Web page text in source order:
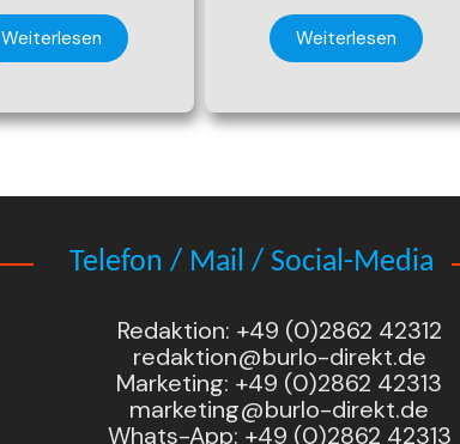
Weiterlesen Weiterlesen
Telefon / Mail / Social-Media
Redaktion: +49 (0)2862 42312
redaktion@burlo-direkt.de
Marketing: +49 (0)2862 42313
marketing@burlo-direkt.de
Whats-App: +49 (0)2862 42313